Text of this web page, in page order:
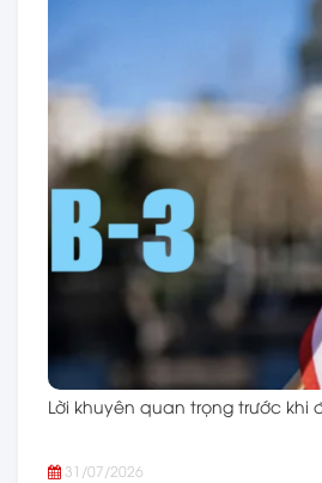
Lời khuyên quan trọng trước khi
31/07/2026